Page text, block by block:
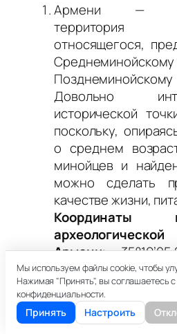
Армени —
территория
относящегося,
Довольно
исторической
поскольку,
о среднем
минойцев и
можно сделать
качестве жизни,
Координаты
Армени:
(35.318119,
Далее путь к
предпочитаем
южной дороге,
Мы используем файлы cookie, чтобы
Нажимая "Принять", вы соглашаетесь
конфиденциальности.
Принять Настроить